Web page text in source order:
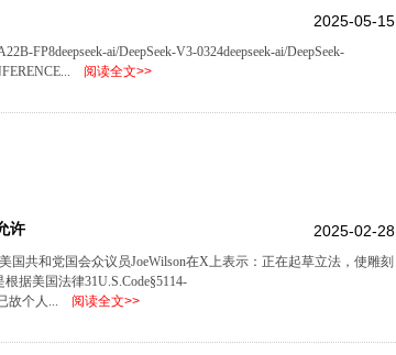
2025-05-15
FP8deepseek-ai/DeepSeek-V3-0324deepseek-ai/DeepSeek-
阅读全文>>
2025-02-28
许
共和党国会众议员JoeWilson在X上表示：正在起草立法，使雕刻
据美国法律31U.S.Code§5114-
故个人...
阅读全文>>